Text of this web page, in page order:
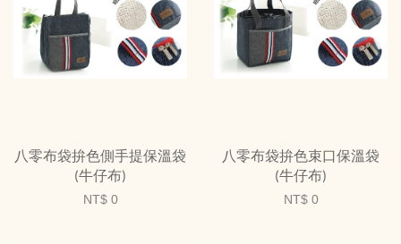
八零布袋拚色側手提保溫袋
(牛仔布)
NT$ 0
八零布袋拚色束口保溫袋
(牛仔布)
NT$ 0